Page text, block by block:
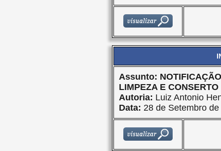
Assunto:
LIMPEZA E
Autoria: Luiz Antonio
Data: 28 de Setembro de